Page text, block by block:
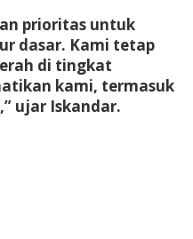
prioritas untuk
dasar. Kami tetap
di tingkat
kami, termasuk
ujar Iskandar.